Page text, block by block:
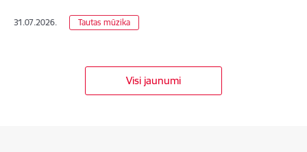
31.07.2026. Tautas mūzika
Visi jaunumi